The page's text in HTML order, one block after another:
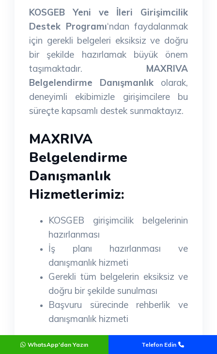
KOSGEB Yeni ve İleri Girişimcilik
Destek Programı‘ndan faydalanmak
için gerekli belgeleri eksiksiz ve doğru
bir şekilde hazırlamak büyük önem
taşımaktadır. MAXRIVA
Belgelendirme Danışmanlık olarak,
deneyimli ekibimizle girişimcilere bu
süreçte kapsamlı destek sunmaktayız.
MAXRIVA
Belgelendirme
Danışmanlık
Hizmetlerimiz:
KOSGEB girişimcilik belgelerinin
hazırlanması
İş planı hazırlanması ve
danışmanlık hizmeti
Gerekli tüm belgelerin eksiksiz ve
doğru bir şekilde sunulması
Başvuru sürecinde rehberlik ve
danışmanlık hizmeti
Hayallerinizi gerçeğe dönüştürmek
WhatsApp'dan Yazın Telefon Edin